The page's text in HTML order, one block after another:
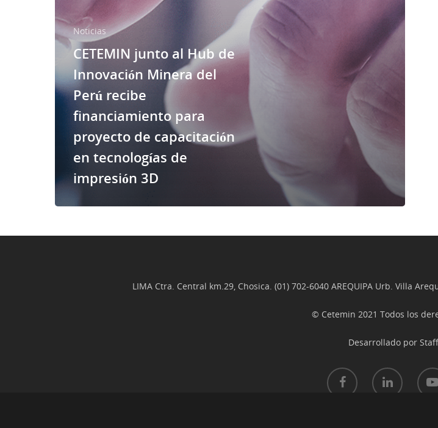
Noticias
CETEMIN junto al Hub de
Innovación Minera del
Perú recibe
financiamiento para
proyecto de capacitación
en tecnologías de
impresión 3D
LIMA Ctra. Central km.29, Chosica. (01) 702-6040 AREQUIPA Urb. Villa
© Cetemin 2021 Todos los
Desarrollado por